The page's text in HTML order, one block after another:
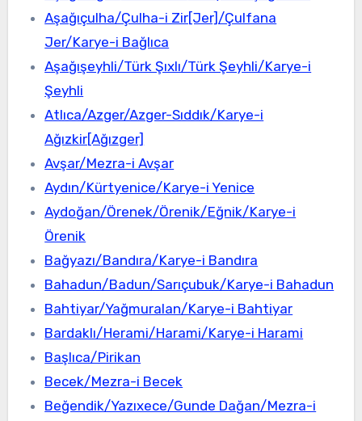
Aşağıçulha/Çulha-i Zir[Jer]/Çulfana
Jer/Karye-i Bağlıca
Aşağışeyhli/Türk Şıxlı/Türk Şeyhli/Karye-i
Şeyhli
Atlıca/Azger/Azger-Sıddık/Karye-i
Ağızkir[Ağızger]
Avşar/Mezra-i Avşar
Aydın/Kürtyenice/Karye-i Yenice
Aydoğan/Örenek/Örenik/Eğnik/Karye-i
Örenik
Bağyazı/Bandıra/Karye-i Bandıra
Bahadun/Badun/Sarıçubuk/Karye-i Bahadun
Bahtiyar/Yağmuralan/Karye-i Bahtiyar
Bardaklı/Herami/Harami/Karye-i Harami
Başlıca/Pirikan
Becek/Mezra-i Becek
Beğendik/Yazıxece/Gunde Dağan/Mezra-i